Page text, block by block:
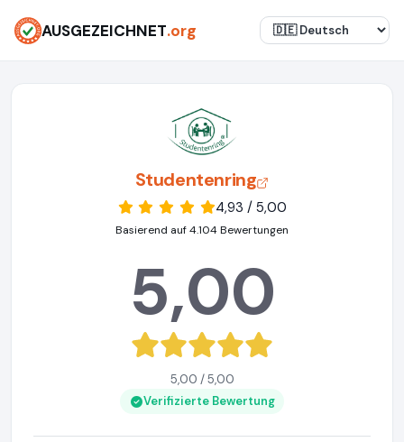
AUSGEZEICHNET.org
Studentenring
4,93 / 5,00
Basierend auf 4.104 Bewertungen
5,00
5,00 / 5,00
Verifizierte Bewertung